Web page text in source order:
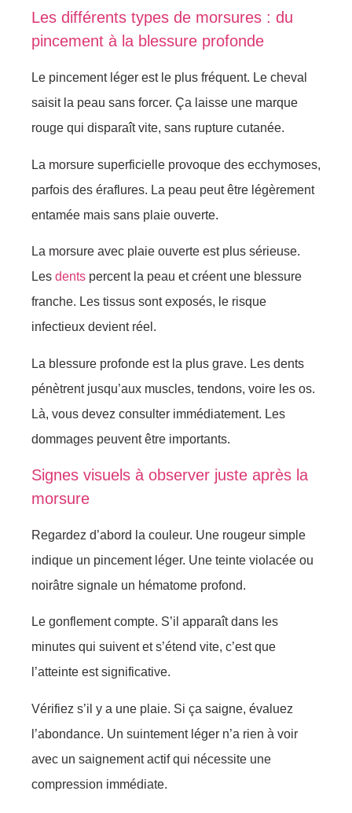
Les différents types de morsures : du
pincement à la blessure profonde
Le pincement léger est le plus fréquent. Le cheval
saisit la peau sans forcer. Ça laisse une marque
rouge qui disparaît vite, sans rupture cutanée.
La morsure superficielle provoque des ecchymoses,
parfois des éraflures. La peau peut être légèrement
entamée mais sans plaie ouverte.
La morsure avec plaie ouverte est plus sérieuse.
Les dents percent la peau et créent une blessure
franche. Les tissus sont exposés, le risque
infectieux devient réel.
La blessure profonde est la plus grave. Les dents
pénètrent jusqu’aux muscles, tendons, voire les os.
Là, vous devez consulter immédiatement. Les
dommages peuvent être importants.
Signes visuels à observer juste après la
morsure
Regardez d’abord la couleur. Une rougeur simple
indique un pincement léger. Une teinte violacée ou
noirâtre signale un hématome profond.
Le gonflement compte. S’il apparaît dans les
minutes qui suivent et s’étend vite, c’est que
l’atteinte est significative.
Vérifiez s’il y a une plaie. Si ça saigne, évaluez
l’abondance. Un suintement léger n’a rien à voir
avec un saignement actif qui nécessite une
compression immédiate.